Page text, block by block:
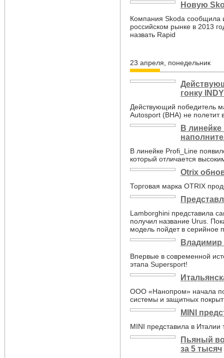
Новую
Компания Skoda сообщила
российском рынке в 2013
назвать Rapid
23 апреля, понедельник
гонку
Действующий победитель
Autosport (BHA) не полетит
В
В линейке Profi_Line
который отличается
Otrix
Торговая марка OTRIX
Lamborghini представила
получил название Urus.
модель пойдет в серийное
Владимир
Впервые в современной
этапа Supersport!
ООО «Нанопром» начала
системы и защитных
MINI
MINI представила в Италии
Пьяный
за 5 тысяч